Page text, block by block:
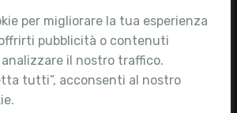
per migliorare la tua esperienza
pubblicità o contenuti
il nostro traffico.
tutti”, acconsenti al nostro